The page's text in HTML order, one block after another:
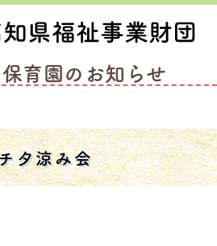
育園のお知らせ
夕涼み会